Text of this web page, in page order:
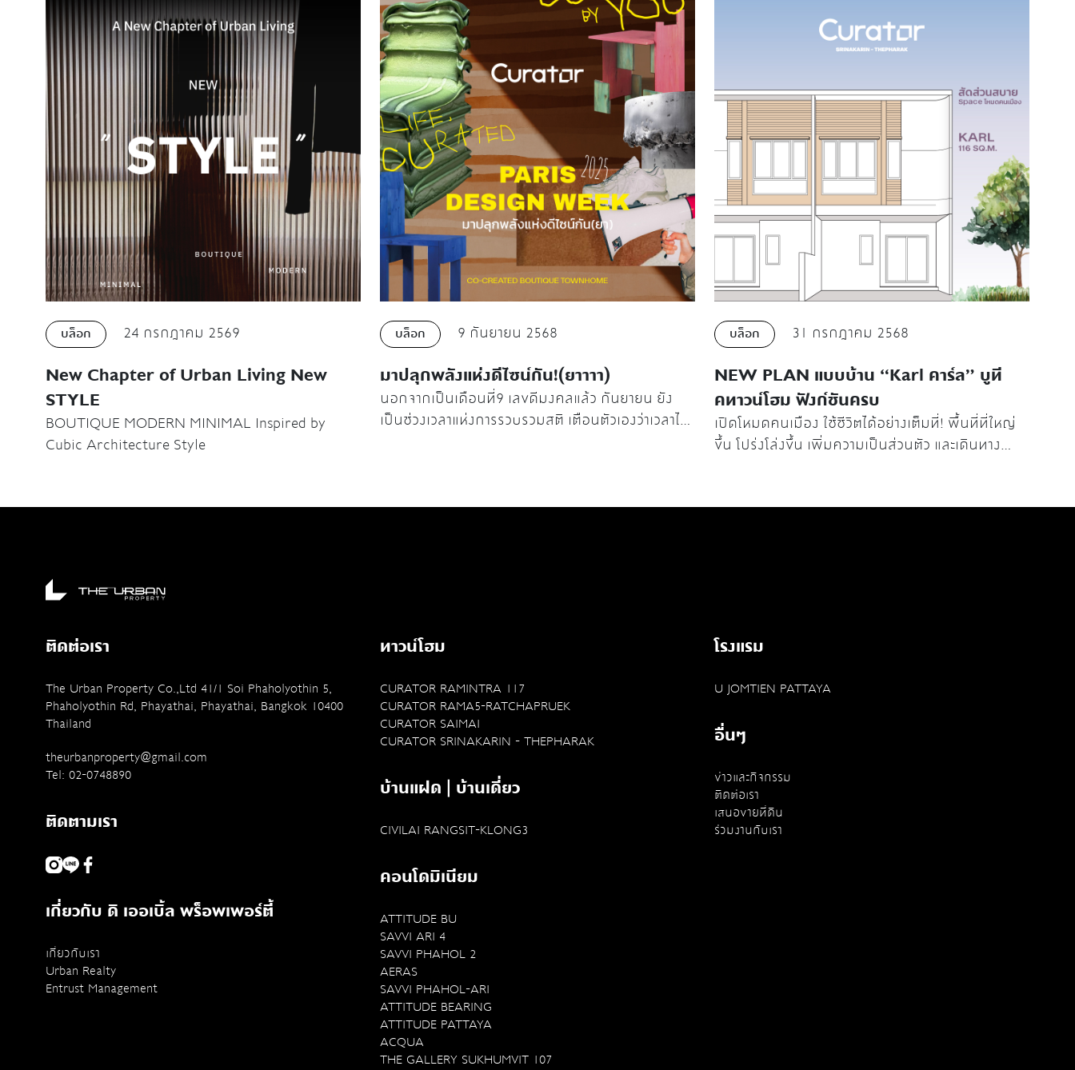
บล็อก 24 กรกฎาคม 2569
New Chapter of Urban Living New
STYLE
BOUTIQUE MODERN MINIMAL Inspired by
Cubic Architecture Style
บล็อก 9 กันยายน 2568
มาปลุกพลังแห่งดีไซน์กัน!(ยาาาา)
นอกจากเป็นเดือนที่9 เลขดีมงคลแล้ว กันยายน ยัง
เป็นช่วงเวลาแห่งการรวบรวมสติ เตือนตัวเองว่าเวลาได้
แต่กันยายนยังเป็นเดือนสุดฮอตของแวดวงดีไซน์
บล็อก 31 กรกฎาคม 2568
NEW PLAN แบบบ้าน “Karl คาร์ล” บูที
คทาวน์โฮม ฟังก์ชันครบ
เปิดโหมดคนเมือง ใช้ชีวิตได้อย่างเต็มที่! พื้นที่ที่ใหญ่
ขึ้น โปร่งโล่งขึ้น เพิ่มความเป็นส่วนตัว และเดินทาง
ติดต่อเรา
The Urban Property Co.,Ltd 41/1 Soi Phaholyothin 5,
Phaholyothin Rd, Phayathai, Phayathai, Bangkok 10400
Thailand
theurbanproperty@gmail.com
Tel: 02-0748890
ติดตามเรา
เกี่ยวกับ ดิ เออเบิ้ล พร็อพเพอร์ตี้
เกี่ยวกับเรา
Urban Realty
Entrust Management
ทาวน์โฮม
CURATOR RAMINTRA 117
CURATOR RAMA5-RATCHAPRUEK
CURATOR SAIMAI
CURATOR SRINAKARIN - THEPHARAK
บ้านแฝด | บ้านเดี่ยว
CIVILAI RANGSIT-KLONG3
คอนโดมิเนียม
ATTITUDE BU
SAVVI ARI 4
SAVVI PHAHOL 2
AERAS
SAVVI PHAHOL-ARI
ATTITUDE BEARING
ATTITUDE PATTAYA
ACQUA
THE GALLERY SUKHUMVIT 107
โรงแรม
U JOMTIEN PATTAYA
อื่นๆ
ข่าวและกิจกรรม
ติดต่อเรา
เสนอขายที่ดิน
ร่วมงานกับเรา